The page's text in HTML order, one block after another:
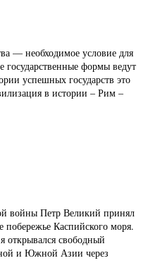
— необходимое условие для
формы ведут
успешных государств это
в истории – Рим –
войны Петр Великий принял
побережье Каспийского моря.
открывался свободный
и Южной Азии через